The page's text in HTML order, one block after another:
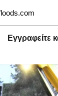
Εγγραφείτε